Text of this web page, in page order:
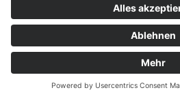
E-Mail: info@moebel-wiemer.de
Öffnungszeiten
Montag – Freitag 10 – 19 Uhr